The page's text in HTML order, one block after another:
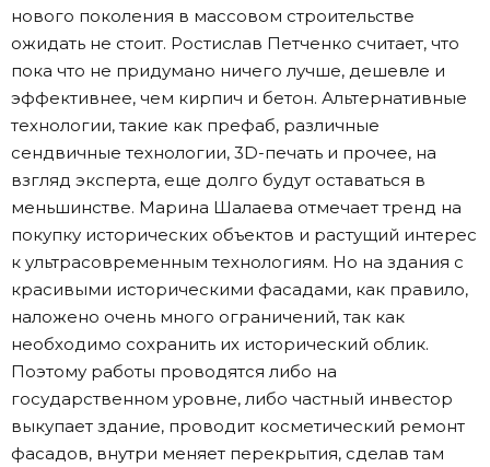
нового поколения в массовом строительстве
ожидать не стоит. Ростислав Петченко считает, что
пока что не придумано ничего лучше, дешевле и
эффективнее, чем кирпич и бетон. Альтернативные
технологии, такие как префаб, различные
сендвичные технологии, 3D-печать и прочее, на
взгляд эксперта, еще долго будут оставаться в
меньшинстве. Марина Шалаева отмечает тренд на
покупку исторических объектов и растущий интерес
к ультрасовременным технологиям. Но на здания с
красивыми историческими фасадами, как правило,
наложено очень много ограничений, так как
необходимо сохранить их исторический облик.
Поэтому работы проводятся либо на
государственном уровне, либо частный инвестор
выкупает здание, проводит косметический ремонт
фасадов, внутри меняет перекрытия, сделав там